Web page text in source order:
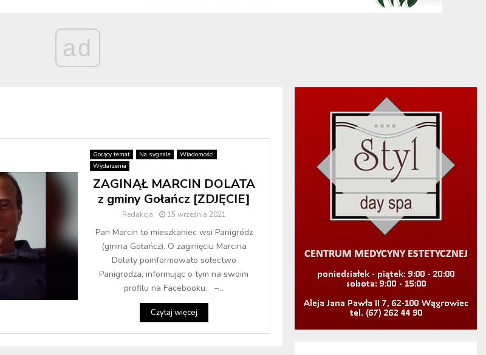
ad
Gorący temat Na sygnale
Wiadomości
Wydarzenia
ZAGINĄŁ MARCIN DOLATA
z gminy Gołańcz [ZDJĘCIE]
Redakcja 15 września 2021
Pan Marcin to mieszkaniec wsi Panigródz
(gmina Gołańcz). O zaginięciu Marcina
Dolaty poinformowało sołectwo
Panigrodza, informując o tym na swoim
profilu na Facebooku. –...
Czytaj więcej